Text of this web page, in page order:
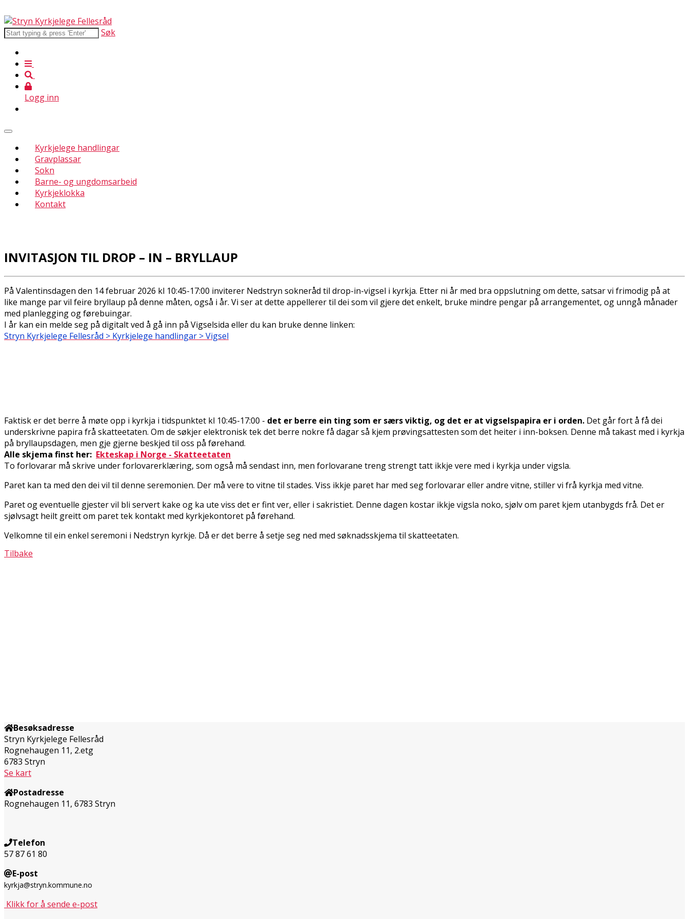
Søk
Logg inn
Kyrkjelege handlingar
Gravplassar
Sokn
Barne- og ungdomsarbeid
Kyrkjeklokka
Kontakt
INVITASJON TIL DROP – IN – BRYLLAUP
På Valentinsdagen den 14 februar 2026 kl 10:45-17:00 inviterer Nedstryn sokneråd til drop-in-vigsel i kyrkja. Etter ni år med bra oppslutning om dette, satsar vi frimodig på at
like mange par vil feire bryllaup på denne måten, også i år. Vi ser at dette appellerer til dei som vil gjere det enkelt, bruke mindre pengar på arrangementet, og unngå månader
med planlegging og førebuingar.
I år kan ein melde seg på digitalt ved å gå inn på Vigselsida eller du kan bruke denne linken:
Stryn Kyrkjelege Fellesråd > Kyrkjelege handlingar > Vigsel
Faktisk er det berre å møte opp i kyrkja i tidspunktet kl 10:45-17:00 - det er berre ein ting som er særs viktig, og det er at vigselspapira er i orden. Det går fort å få dei
underskrivne papira frå skatteetaten. Om de søkjer elektronisk tek det berre nokre få dagar så kjem prøvingsattesten som det heiter i inn-boksen. Denne må takast med i kyrkja
på bryllaupsdagen, men gje gjerne beskjed til oss på førehand.
Alle skjema finst her: Ekteskap i Norge - Skatteetaten
To forlovarar må skrive under forlovarerklæring, som også må sendast inn, men forlovarane treng strengt tatt ikkje vere med i kyrkja under vigsla.
Paret kan ta med den dei vil til denne seremonien. Der må vere to vitne til stades. Viss ikkje paret har med seg forlovarar eller andre vitne, stiller vi frå kyrkja med vitne.
Paret og eventuelle gjester vil bli servert kake og kaffi ute viss det er fint ver, eller i sakristiet. Denne dagen kostar ikkje vigsla noko, sjølv om paret kjem utanbygds frå. Det er
sjølvsagt heilt greitt om paret tek kontakt med kyrkjekontoret på førehand.
Velkomne til ein enkel seremoni i Nedstryn kyrkje. Då er det berre å setje seg ned med søknadsskjema til skatteetaten.
Tilbake
Besøksadresse
Stryn Kyrkjelege Fellesråd
Rognehaugen 11, 2.etg
6783 Stryn
Se kart
Postadresse
Rognehaugen 11, 6783 Stryn
Telefon
57 87 61 80
E-post
kyrkja@stryn.kommune.no
Klikk for å sende e-post